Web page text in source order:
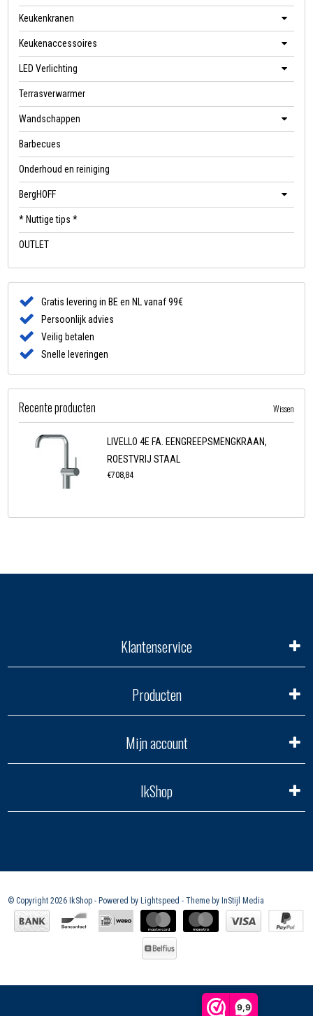
9,9
Keukenkranen
Keukenaccessoires
LED Verlichting
Terrasverwarmer
Wandschappen
Barbecues
Onderhoud en reiniging
BergHOFF
* Nuttige tips *
OUTLET
Gratis levering in BE en NL vanaf 99€
Persoonlijk advies
Veilig betalen
Snelle leveringen
Recente producten Wissen
LIVELLO 4E FA. EENGREEPSMENGKRAAN,
ROESTVRIJ STAAL
€708,84
Klantenservice
Producten
Mijn account
IkShop
© Copyright 2026 IkShop - Powered by Lightspeed - Theme by InStijl Media